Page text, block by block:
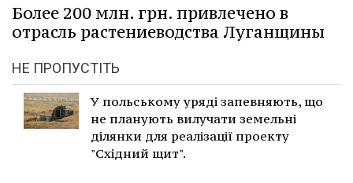
Более 200 млн. грн. привлечено в
отрасль растениеводства Луганщины
НЕ ПРОПУСТІТЬ
У польському уряді запевняють, що
не планують вилучати земельні
ділянки для реалізації проекту
"Східний щит".